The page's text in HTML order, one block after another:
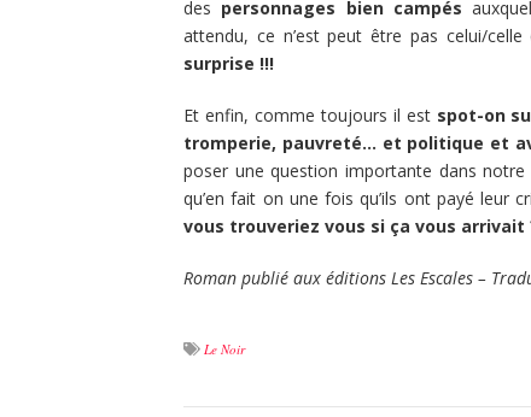
des personnages bien campés
attendu, ce n’est peut être pas celui/celle
surprise !!!
Et enfin, comme toujours il estspot-on
tromperie, pauvreté… et politique et
poser une question importante dans
qu’en fait on une fois qu’ils ont payé leur
vous trouveriez vous si ça vous arrivait
Roman publié aux éditions Les Escales –
Le Noir